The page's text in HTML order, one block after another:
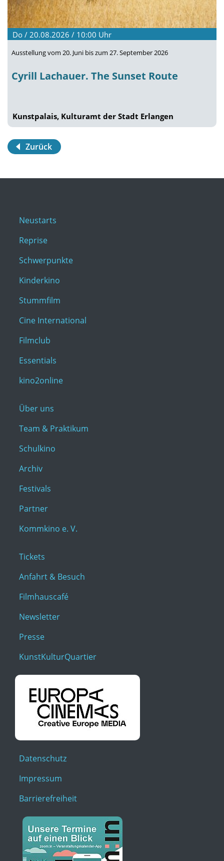
Do / 20.08.2026 / 10:00 Uhr
Ausstellung vom 20. Juni bis zum 27. September 2026
Cyrill Lachauer. The Sunset Route
Kunstpalais, Kulturamt der Stadt Erlangen
Zurück
Neustarts
Reprise
Schwerpunkte
Kinderkino
Stummfilm
Cine International
Filmclub
Essentials
kino2online
Über uns
Team & Praktikum
Schulkino
Archiv
Festivals
Partner
Kommkino e. V.
Tickets
Anfahrt & Besuch
Filmhauscafé
Newsletter
Presse
KunstKulturQuartier
Datenschutz
Impressum
Barrierefreiheit